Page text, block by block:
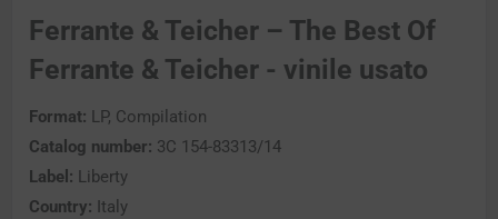
Ferrante & Teicher – The Best Of
Ferrante & Teicher - vinile usato
Format: LP, Compilation
Catalog number: 3C 154-83313/14
Label: Liberty
Country: Italy